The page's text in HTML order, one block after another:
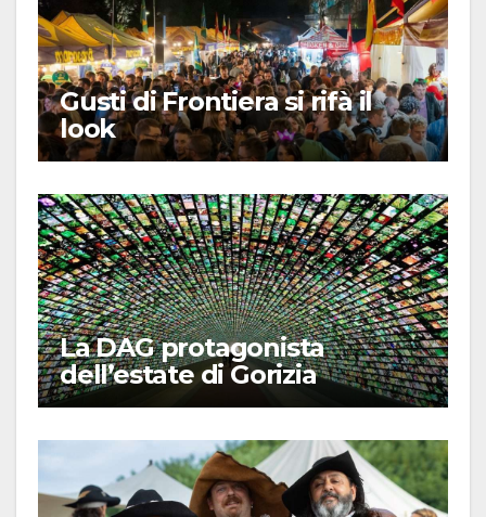
Gusti di Frontiera si rifà il
look
La DAG protagonista
dell’estate di Gorizia